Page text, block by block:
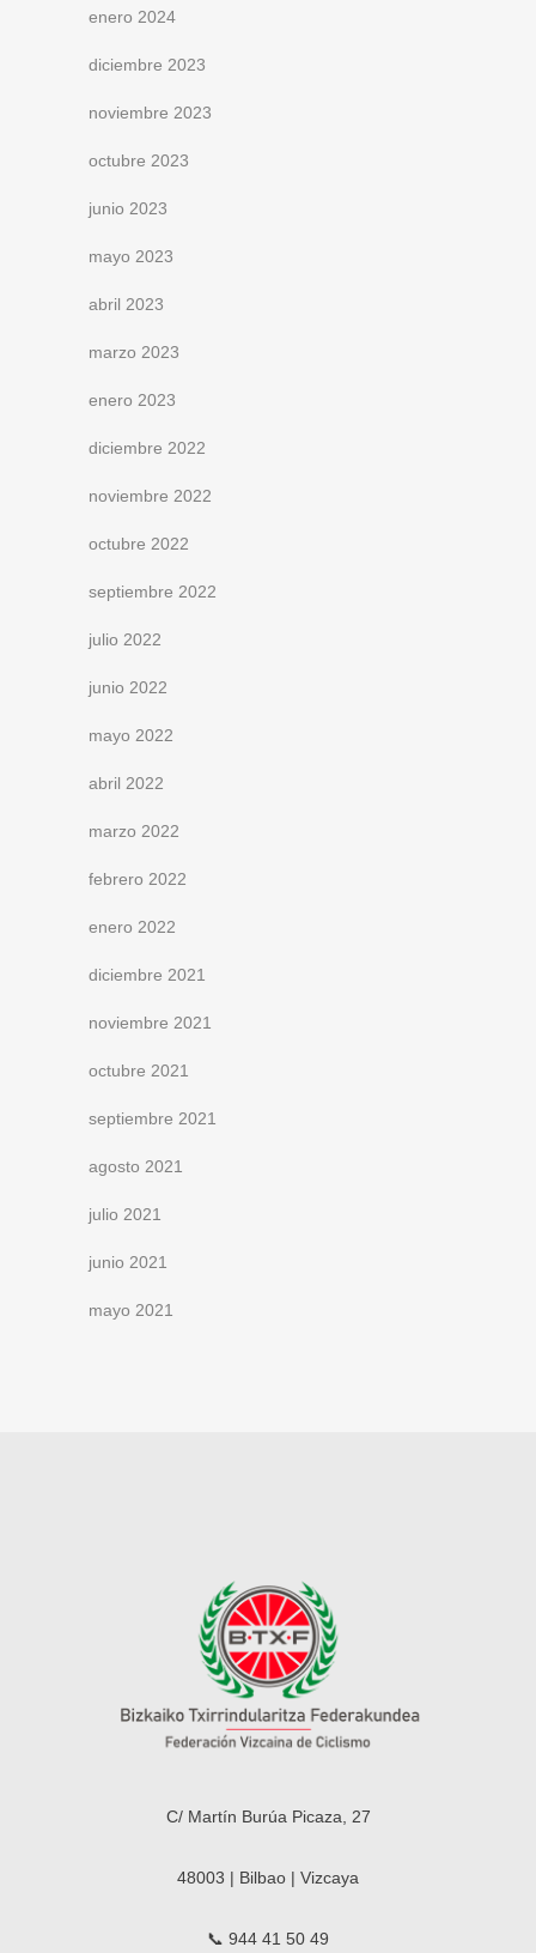
enero 2024
diciembre 2023
noviembre 2023
octubre 2023
junio 2023
mayo 2023
abril 2023
marzo 2023
enero 2023
diciembre 2022
noviembre 2022
octubre 2022
septiembre 2022
julio 2022
junio 2022
mayo 2022
abril 2022
marzo 2022
febrero 2022
enero 2022
diciembre 2021
noviembre 2021
octubre 2021
septiembre 2021
agosto 2021
julio 2021
junio 2021
mayo 2021
C/ Martín Burúa Picaza, 27
48003 | Bilbao | Vizcaya
📞 944 41 50 49